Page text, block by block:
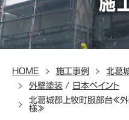
施
HOME 施工事例 北葛
外壁塗装/
日本ペイント
北葛城郡上牧町服部台≪外
様≫